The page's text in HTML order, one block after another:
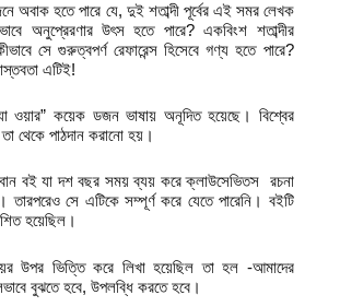
অবাক হতে পারে যে, দুই শতাব্দী পূর্বের এই সমর লেখক
অনুপ্রেরণার উৎস হতে পারে? একবিংশ শতাব্দীর
সে গুরুত্বপর্ণ রেফারেন্স হিসেবে গণ্য হতে পারে?
এটিই!
ওয়ার” কয়েক ডজন ভাষায় অনূদিত হয়েছে। বিশ্বের
থেকে পাঠদান করানো হয়।
বই যা দশ বছর সময় ব্যয় করে ক্লাউসেভিতস রচনা
সে এটিকে সম্পূর্ণ করে যেতে পারেনি। বইটি
হয়েছিল।
উপর ভিত্তি করে লিখা হয়েছিল তা হল -আমাদের
বুঝতে হবে, উপলব্ধি করতে হবে।